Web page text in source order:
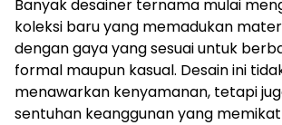
Banyak desainer ternama mulai
koleksi baru yang memadukan
dengan gaya yang sesuai untuk
formal maupun kasual. Desain ini
menawarkan kenyamanan, tetapi
sentuhan keanggunan yang